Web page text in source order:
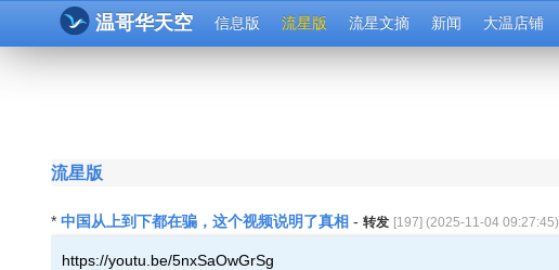
温哥华天空 信息版 流星版 流星文摘 新闻 大温店铺
流星版
* 中国从上到下都在骗，这个视频说明了真相 - 转发 [197] (2025-11-04 09:27:45)
https://youtu.be/5nxSaOwGrSg